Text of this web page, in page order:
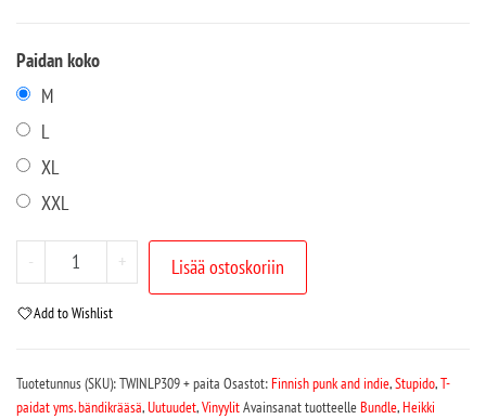
Paidan koko
M
L
XL
XXL
- + Lisää ostoskoriin
Add to Wishlist
Tuotetunnus (SKU):TWINLP309 + paita Osastot:Finnish punk and indie,Stupido,T-
paidat yms. bändikrääsä,Uutuudet,VinyylitAvainsanat tuotteelleBundle,Heikki